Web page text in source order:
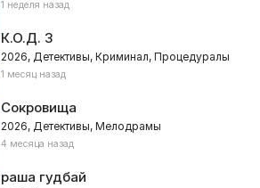
1 неделя назад
К.О.Д. 3
2026, Детективы, Криминал, Процедуралы
1 месяц назад
Сокровища
2026, Детективы, Мелодрамы
4 месяца назад
раша гудбай